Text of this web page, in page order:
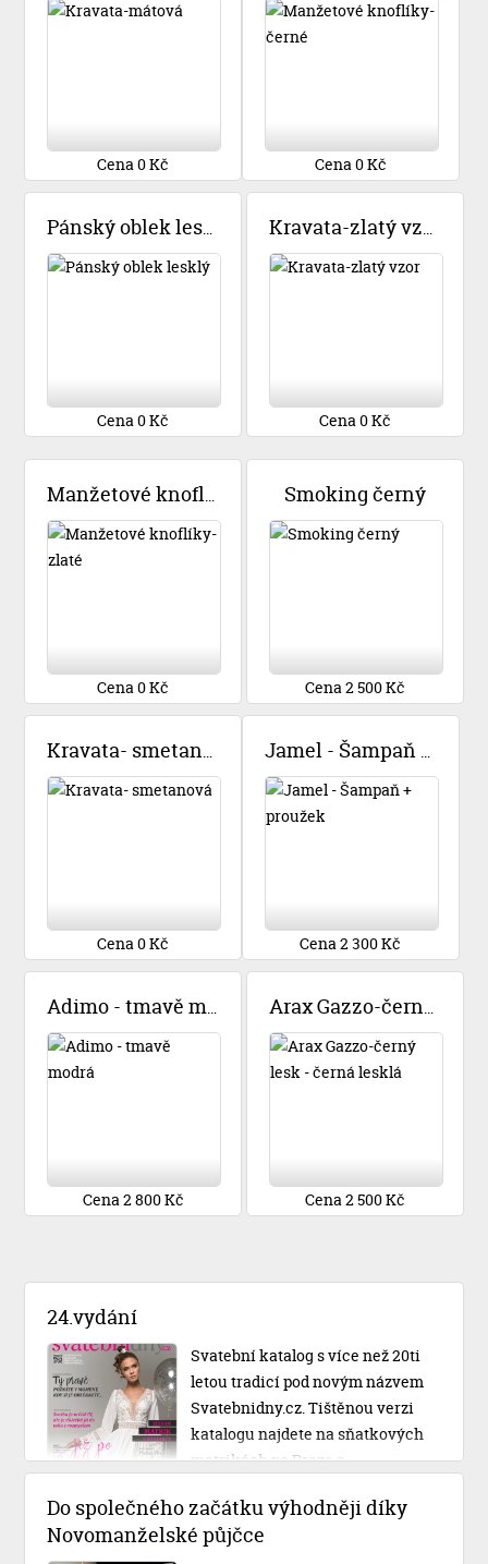
Cena 0 Kč Cena 0 Kč
Pánský oblek lesklý
Cena 0 Kč
Kravata-zlatý vzor
Cena 0 Kč
Manžetové knoflíky-zlaté
Cena 0 Kč
Smoking černý
Cena 2 500 Kč
Kravata- smetanová
Cena 0 Kč
Jamel - Šampaň + proužek
Cena 2 300 Kč
Adimo - tmavě modrá
Cena 2 800 Kč
Arax Gazzo-černý lesk - černá lesklá
Cena 2 500 Kč
24.vydání
Svatební katalog s více než 20ti
letou tradicí pod novým názvem
Svatebnidny.cz. Tištěnou verzi
katalogu najdete na sňatkových
matrikách po Praze a
Do společného začátku výhodněji díky
Novomanželské půjčce